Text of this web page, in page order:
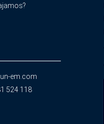
em.com
524 118